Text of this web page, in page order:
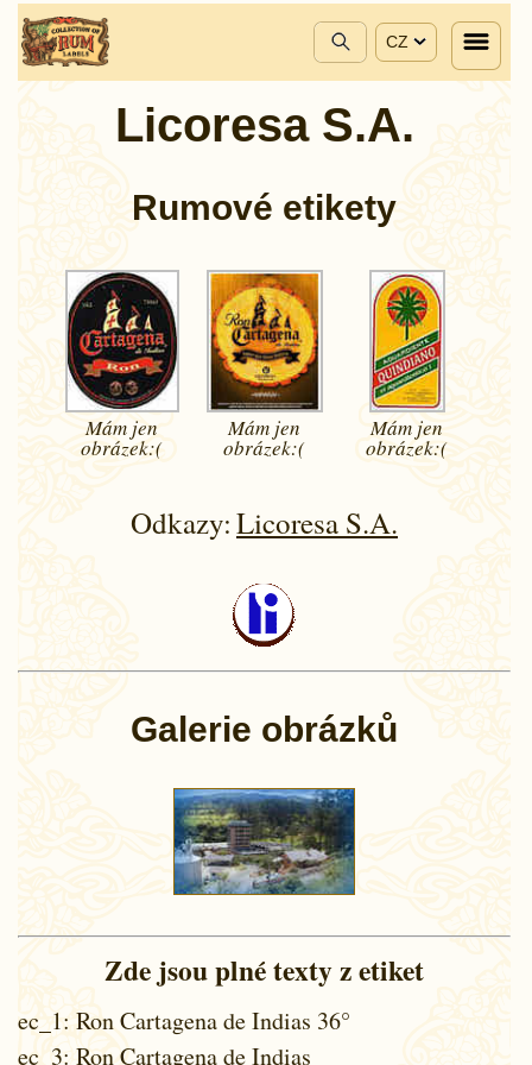
CZ
Licoresa S.A.
Rumové etikety
Mám jen
obrázek:(
Mám jen
obrázek:(
Mám jen
obrázek:(
Odkazy:Licoresa S.A.
Galerie obrázků
Zde jsou plné texty z etiket
ec_1: Ron Cartagena de Indias 36°
ec_3: Ron Cartagena de Indias